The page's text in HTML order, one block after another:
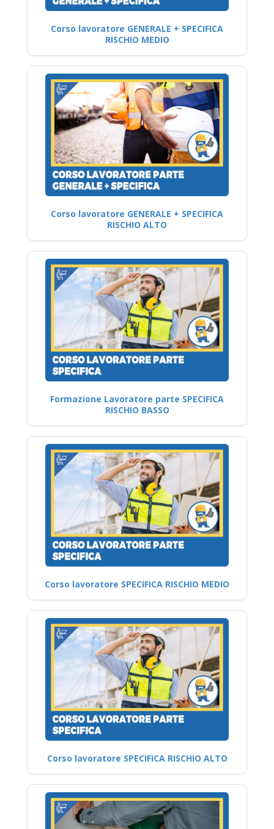
Corso lavoratore GENERALE + SPECIFICA
RISCHIO MEDIO
Corso lavoratore GENERALE + SPECIFICA
RISCHIO ALTO
Formazione Lavoratore parte SPECIFICA
RISCHIO BASSO
Corso lavoratore SPECIFICA RISCHIO MEDIO
Corso lavoratore SPECIFICA RISCHIO ALTO